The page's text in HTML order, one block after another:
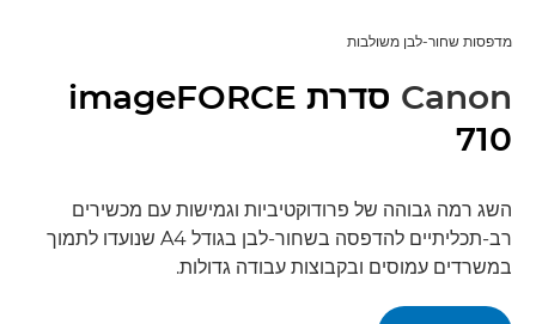
מדפסות שחור-לבן משולבות
Canon
סדרת imageFORCE
710
השג רמה גבוהה של פרודוקטיביות וגמישות עם מכשירים
רב-תכליתיים להדפסה בשחור-לבן בגודל A4 שנועדו לתמוך
במשרדים עמוסים ובקבוצות עבודה גדולות.